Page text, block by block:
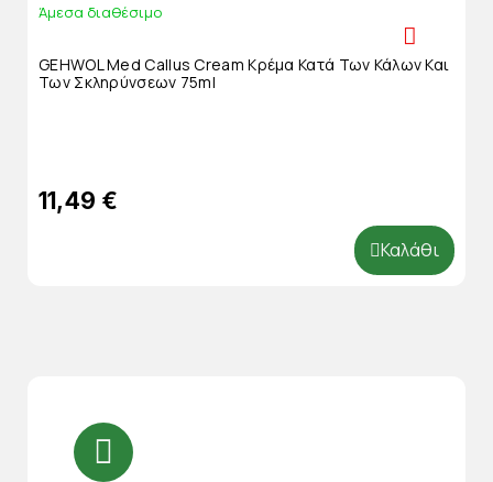
Άμεσα διαθέσιμο
GEHWOL Med Callus Cream Κρέμα Κατά Των Κάλων Και
Των Σκληρύνσεων 75ml
11,49 €
Καλάθι